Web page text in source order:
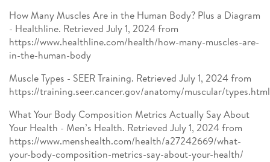
How Many Muscles Are in the Human Body? Plus a Diagram
- Healthline. Retrieved July 1, 2024 from
https://www.healthline.com/health/how-many-muscles-are-
in-the-human-body
Muscle Types - SEER Training. Retrieved July 1, 2024 from
https://training.seer.cancer.gov/anatomy/muscular/types.html
What Your Body Composition Metrics Actually Say About
Your Health - Men’s Health. Retrieved July 1, 2024 from
https://www.menshealth.com/health/a27242669/what-
your-body-composition-metrics-say-about-your-health/